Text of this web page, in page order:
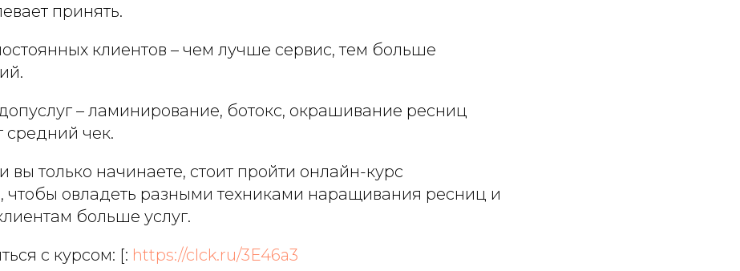
принять.
клиентов – чем лучше сервис, тем больше
– ламинирование, ботокс, окрашивание ресниц
средний чек.
вы только начинаете, стоит пройти онлайн-курс
чтобы овладеть разными техниками наращивания ресниц и
больше услуг.
с курсом: [: https://clck.ru/3E46a3